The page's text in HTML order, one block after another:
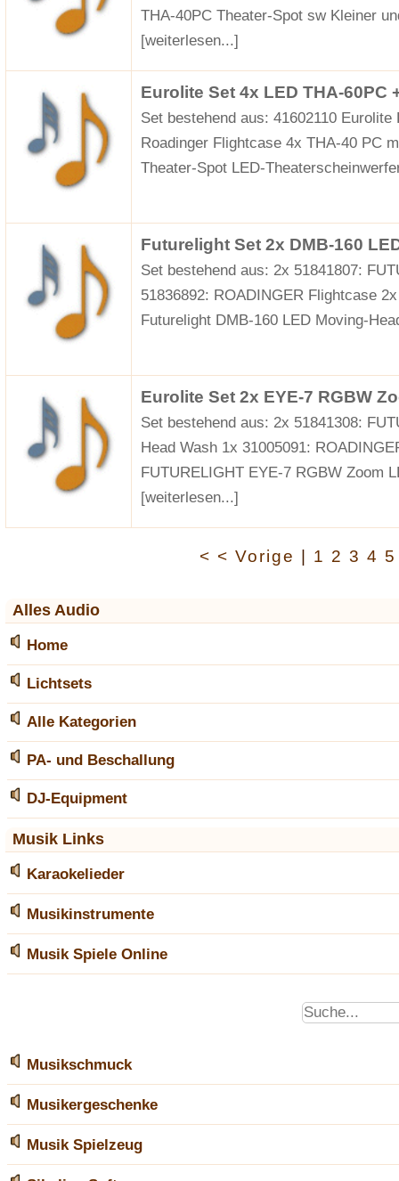
THA-40PC Theater-Spot sw Kleiner
[weiterlesen...]
Eurolite Set 4x LED THA-60PC
Set bestehend aus: 41602110
Roadinger Flightcase 4x THA-40 PC
Theater-Spot LED-
Futurelight Set 2x DMB-160
Set bestehend aus: 2x 51841807:
51836892: ROADINGER Flightcase
Futurelight DMB-160 LED Moving-
Eurolite Set 2x EYE-7 RGBW
Set bestehend aus: 2x 51841308:
Head Wash 1x 31005091:
FUTURELIGHT EYE-7 RGBW Zoom
[weiterlesen...]
< < Vorige 1 2 3 4
Alles Audio
Home
Lichtsets
Alle Kategorien
PA- und Beschallung
DJ-Equipment
Musik Links
Karaokelieder
Musikinstrumente
Musik Spiele Online
Musikschmuck
Musikergeschenke
Musik Spielzeug